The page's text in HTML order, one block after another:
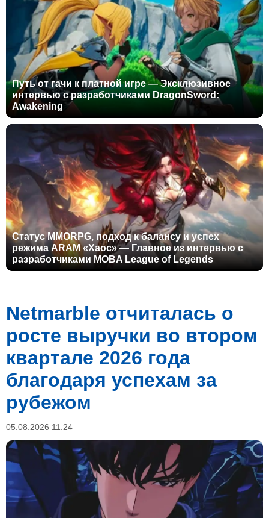
Путь от гачи к платной игре — Эксклюзивное
интервью с разработчиками DragonSword:
Awakening
Статус MMORPG, подход к балансу и успех
режима ARAM «Хаос» — Главное из интервью с
разработчиками MOBA League of Legends
Netmarble отчиталась о
росте выручки во втором
квартале 2026 года
благодаря успехам за
рубежом
05.08.2026 11:24